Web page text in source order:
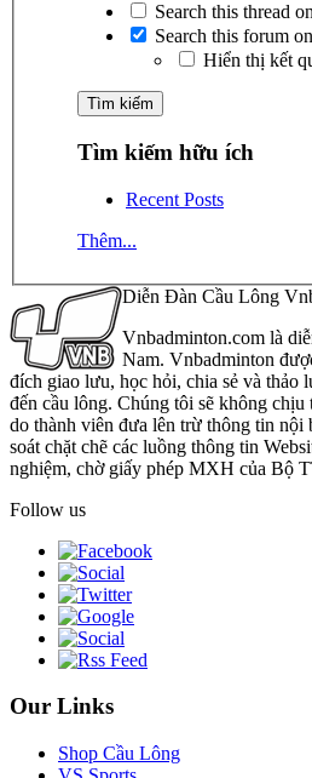
Search this thread
Search this forum
Hiển thị kết
Tìm kiếm hữu ích
Recent Posts
Thêm...
Diễn Đàn Cầu Lông
Vnbadminton.com là
Nam. Vnbadminton
đích giao lưu, học hỏi, chia sẻ và thảo
đến cầu lông. Chúng tôi sẽ không
do thành viên đưa lên trừ thông tin nội
soát chặt chẽ các luồng thông tin
nghiệm, chờ giấy phép MXH của Bộ
Follow us
Our Links
Shop Cầu Lông